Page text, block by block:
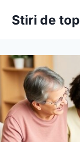
Stiri de top